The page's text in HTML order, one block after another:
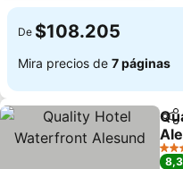
De $108.205
Mira precios de 7 páginas
4
8,3